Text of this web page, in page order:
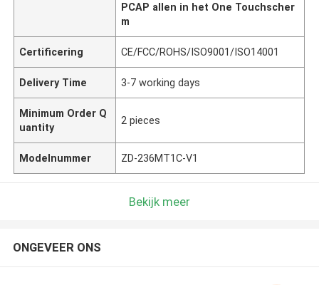
PCAP allen in het One Touchscher
m
Certificering CE/FCC/ROHS/ISO9001/ISO14001
Delivery Time 3-7 working days
Minimum Order Q
uantity
2 pieces
Modelnummer ZD-236MT1C-V1
Bekijk meer
ONGEVEER ONS